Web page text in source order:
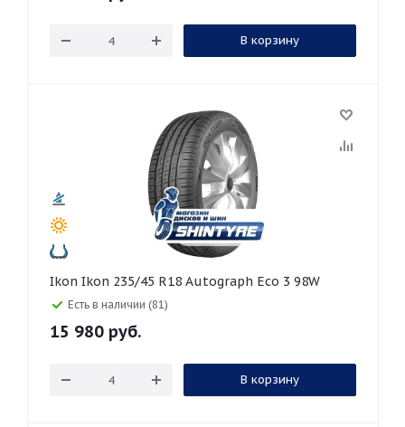
В корзину
Ikon Ikon 235/45 R18 Autograph Eco 3 98W
Есть в наличии (81)
15 980 руб.
В корзину